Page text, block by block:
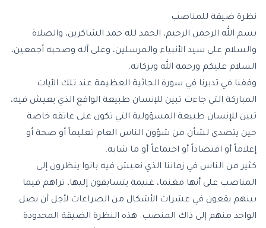
نظرة ضيقة للمناصب
بسم الله الرحمن الرحيم، الحمد لله حمد الشاكرين، والصلاة
والسلام على سيد الأنبياء والمرسلين، وعلى آله وصحبه أجمعين،
السلام عليكم ورحمة الله وبركاته.
وقفنا في تدبرنا في سورة الجاثية العظيمة عند تلك الآيات
المباركة التي جاءت تبين للإنسان طبيعة الواقع الذي يعيش فيه،
تبين للإنسان طبيعة المسؤولية التي تكون على عاتقه خاصة
حين يتصدى لشأن من شؤون الناس العام تعليماً أو صحة أو
إعلاماً أو اقتصاداً أو اجتماعاً أو ما شابه.
كثير من الناس في زماننا الذي نعيش فيه باتوا ينظرون إلى
المناصب على أنها مغنما، غنيمة يتسابقون إليها، تراهم فيما
بينهم يقعون في عشرات الأشكال من الصراعات لأجل أن يصل
الواحد منهم إلى ذاك المنصب. هذه النظرة الضيقة المحدودة